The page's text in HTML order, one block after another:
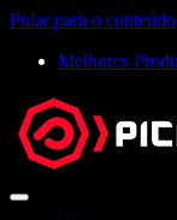
Pular para o conteúdo
Melhores
Abrir